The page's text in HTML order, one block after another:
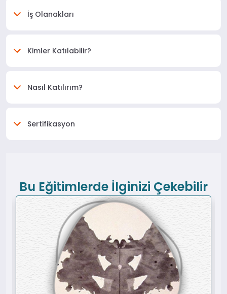
İş Olanakları
Kimler Katılabilir?
Nasıl Katılırım?
Sertifikasyon
Bu Eğitimlerde İlginizi Çekebilir